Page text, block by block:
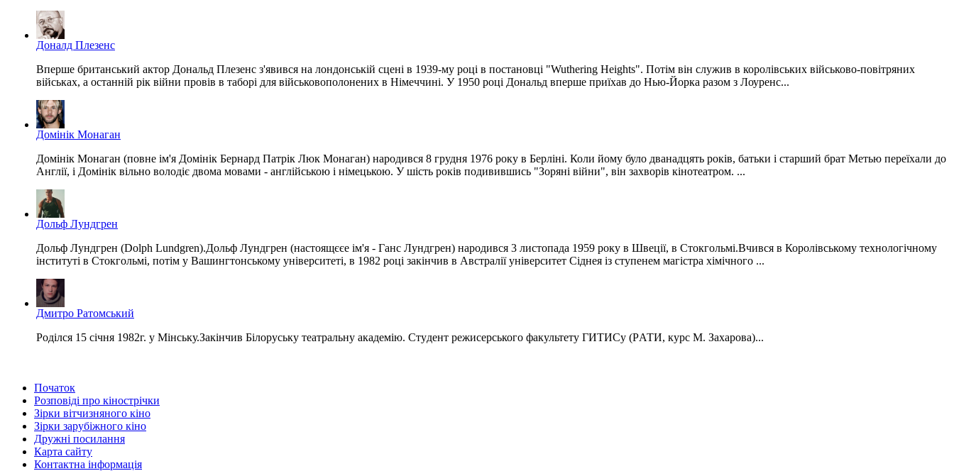
Доналд Плезенс
Вперше британський актор Дональд Плезенс з'явився на лондонській сцені в 1939-му році в постановці "Wuthering Heights". Потім він служив в королівських військово-повітряних
військах, а останній рік війни провів в таборі для військовополонених в Німеччині. У 1950 році Дональд вперше приїхав до Нью-Йорка разом з Лоуренс...
Домінік Монаган
Домінік Монаган (повне ім'я Домінік Бернард Патрік Люк Монаган) народився 8 грудня 1976 року в Берліні. Коли йому було дванадцять років, батьки і старший брат Метью переїхали до
Англії, і Домінік вільно володіє двома мовами - англійською і німецькою. У шість років подивившись "Зоряні війни", він захворів кінотеатром. ...
Дольф Лундгрен
Дольф Лундгрен (Dolph Lundgren).Дольф Лундгрен (настоящєєе ім'я - Ганс Лундгрен) народився 3 листопада 1959 року в Швеції, в Стокгольмі.Вчився в Королівському технологічному
інституті в Стокгольмі, потім у Вашингтонському університеті, в 1982 році закінчив в Австралії університет Сіднея із ступенем магістра хімічного ...
Дмитро Ратомський
Poділcя 15 січня 1982г. у Мінську.Закінчив Білоруську театральну академію. Cтyдeнт режисерського факультету ГИТИСу (PАТИ, курс M. Зaxapoвa)...
Початок
Розповіді про кінострічки
Зірки вітчизняного кіно
Зірки зарубіжного кіно
Дружні посилання
Карта сайту
Контактна інформація